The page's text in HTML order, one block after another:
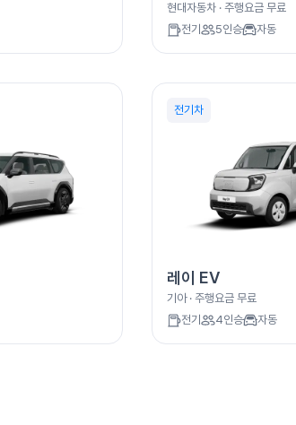
현대자동차 · 주행요금 무료
전기
5인승 자동
전기차
레이 EV
기아· 주행요금 무료
전기
4인승 자동